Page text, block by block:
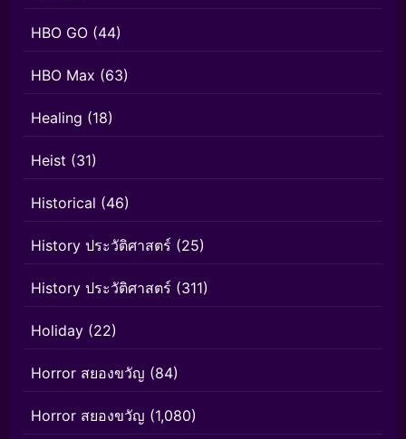
HBO GO (44)
HBO Max (63)
Healing (18)
Heist (31)
Historical (46)
History ประวัติศาสตร์ (25)
History ประวัติศาสตร์ (311)
Holiday (22)
Horror สยองขวัญ (84)
Horror สยองขวัญ (1,080)